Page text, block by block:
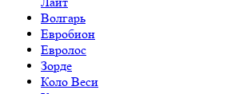
Волгарь
Евробион
Евролос
Зорде
Коло Веси